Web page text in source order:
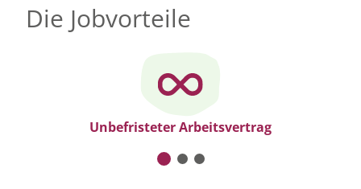
Die Jobvorteile
Unbefristeter Arbeitsvertrag